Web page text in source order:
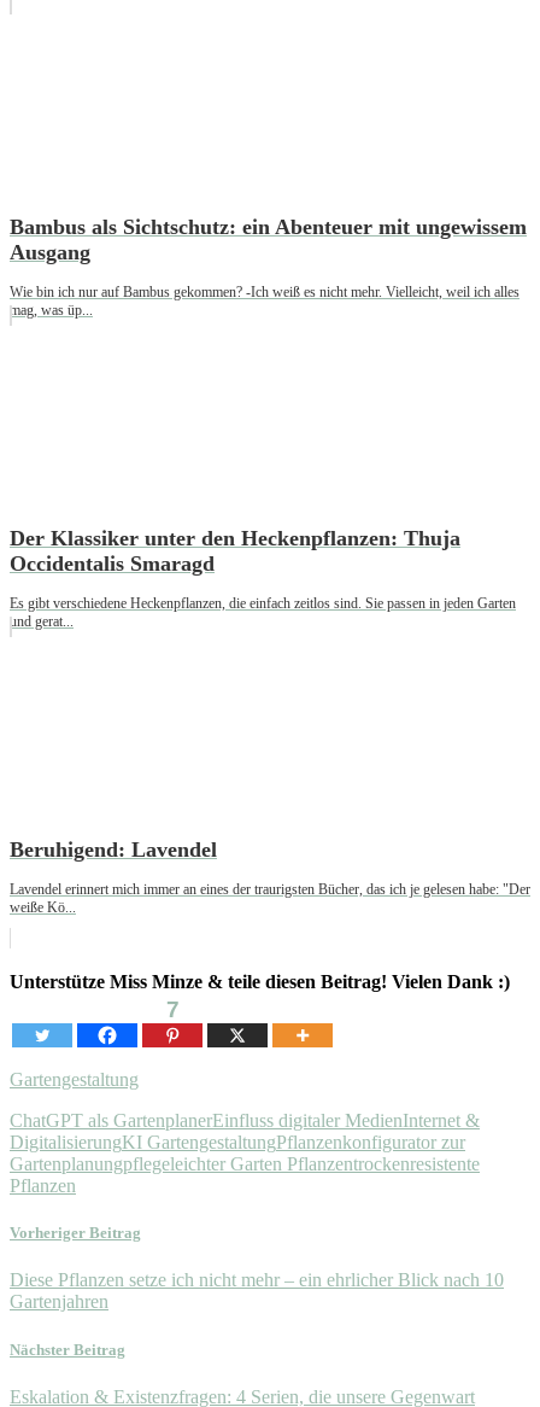
Bambus als Sichtschutz: ein Abenteuer mit ungewissem
Ausgang
Wie bin ich nur auf Bambus gekommen? -Ich weiß es nicht mehr. Vielleicht, weil ich alles
mag, was üp...
Der Klassiker unter den Heckenpflanzen: Thuja
Occidentalis Smaragd
Es gibt verschiedene Heckenpflanzen, die einfach zeitlos sind. Sie passen in jeden Garten
und gerat...
Beruhigend: Lavendel
Lavendel erinnert mich immer an eines der traurigsten Bücher, das ich je gelesen habe: "Der
weiße Kö...
Unterstütze Miss Minze & teile diesen Beitrag! Vielen Dank :)
7
Gartengestaltung
ChatGPT als GartenplanerEinfluss digitaler MedienInternet &
DigitalisierungKI GartengestaltungPflanzenkonfigurator zur
Gartenplanungpflegeleichter Garten Pflanzentrockenresistente
Pflanzen
Vorheriger Beitrag
Diese Pflanzen setze ich nicht mehr – ein ehrlicher Blick nach 10
Gartenjahren
Nächster Beitrag
Eskalation & Existenzfragen: 4 Serien, die unsere Gegenwart